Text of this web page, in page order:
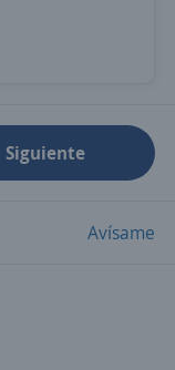
Siguiente
Avísame